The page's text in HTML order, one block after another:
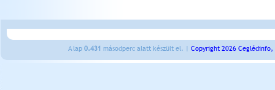
A lap 0.431 másodperc alatt készült el. | Copyright 2026